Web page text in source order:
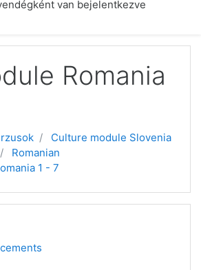
van bejelentkezve
Romania
Culture module Slovenia
Romanian
1 - 7
Fórum